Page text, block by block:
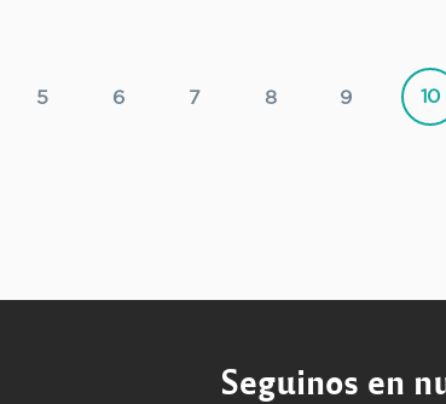
5 6 7 8 9 10
Seguinos en